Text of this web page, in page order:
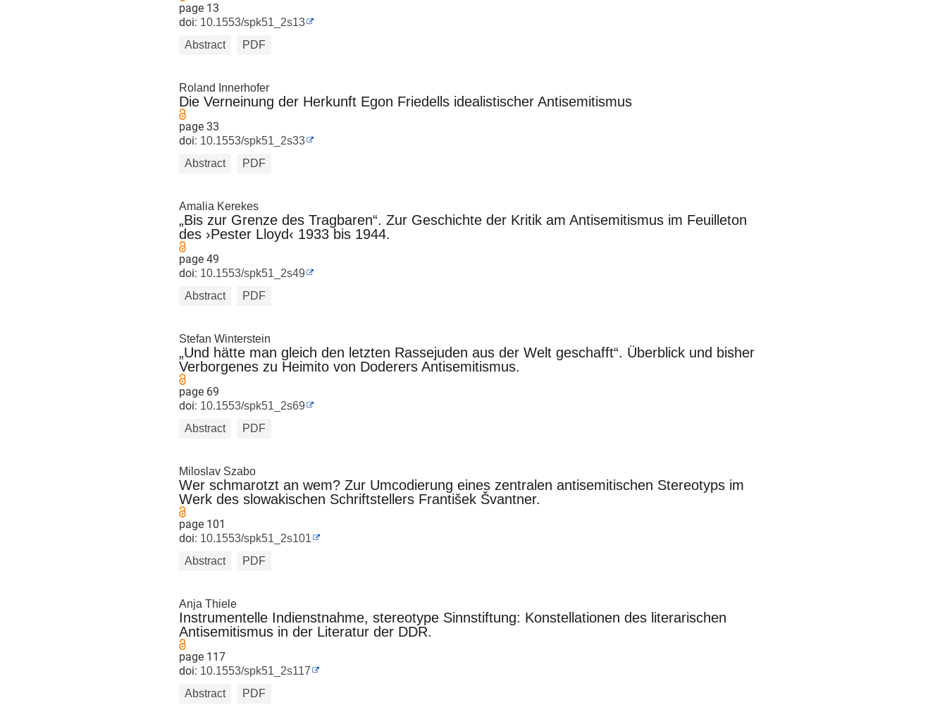
page 13
doi: 10.1553/spk51_2s13
Abstract
PDF
Roland Innerhofer
Die Verneinung der Herkunft Egon Friedells idealistischer Antisemitismus
page 33
doi: 10.1553/spk51_2s33
Abstract
PDF
Amalia Kerekes
„Bis zur Grenze des Tragbaren“. Zur Geschichte der Kritik am Antisemitismus im Feuilleton
des ›Pester Lloyd‹ 1933 bis 1944.
page 49
doi: 10.1553/spk51_2s49
Abstract
PDF
Stefan Winterstein
„Und hätte man gleich den letzten Rassejuden aus der Welt geschafft“. Überblick und bisher
Verborgenes zu Heimito von Doderers Antisemitismus.
page 69
doi: 10.1553/spk51_2s69
Abstract
PDF
Miloslav Szabo
Wer schmarotzt an wem? Zur Umcodierung eines zentralen antisemitischen Stereotyps im
Werk des slowakischen Schriftstellers František Švantner.
page 101
doi: 10.1553/spk51_2s101
Abstract
PDF
Anja Thiele
Instrumentelle Indienstnahme, stereotype Sinnstiftung: Konstellationen des literarischen
Antisemitismus in der Literatur der DDR.
page 117
doi: 10.1553/spk51_2s117
Abstract
PDF